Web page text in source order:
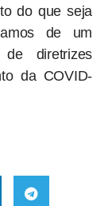
do que seja
de um
diretrizes
da COVID-